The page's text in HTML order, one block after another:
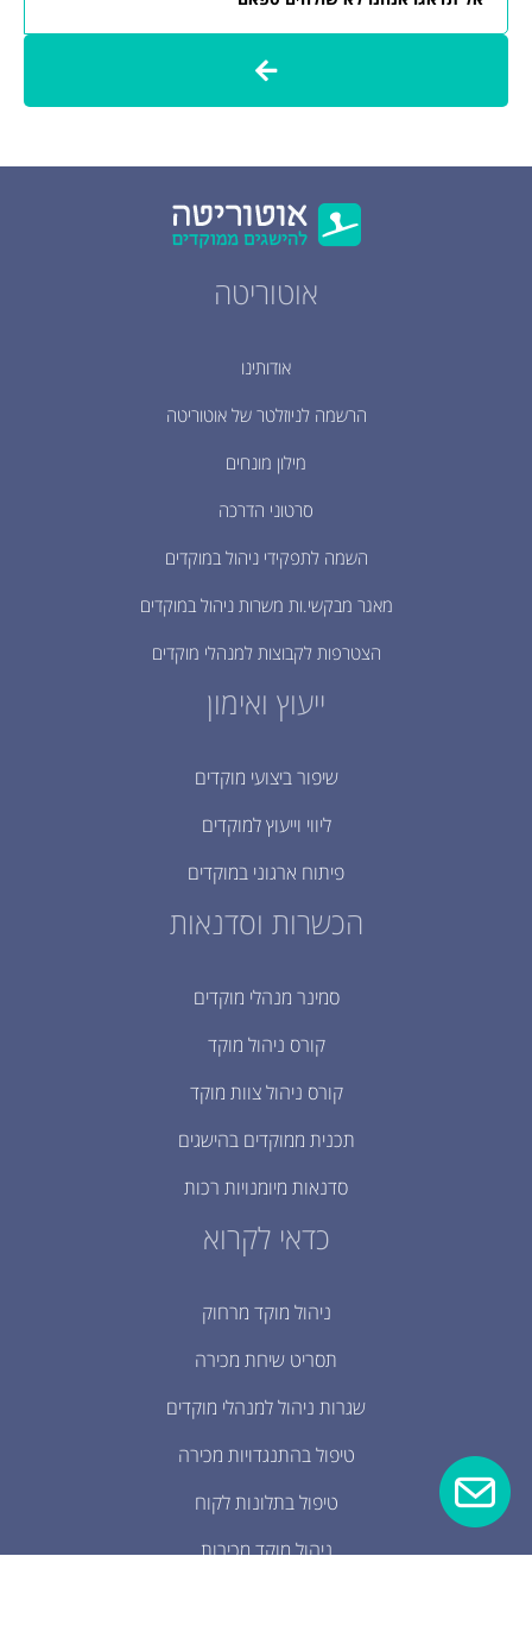
אוטוריטה
אודותינו
הרשמה לניוזלטר של אוטוריטה
מילון מונחים
סרטוני הדרכה
השמה לתפקידי ניהול במוקדים
מאגר מבקשי.ות משרות ניהול במוקדים
הצטרפות לקבוצות למנהלי מוקדים
ייעוץ ואימון
שיפור ביצועי מוקדים
ליווי וייעוץ למוקדים
פיתוח ארגוני במוקדים
הכשרות וסדנאות
סמינר מנהלי מוקדים
קורס ניהול מוקד
קורס ניהול צוות מוקד
תכנית ממוקדים בהישגים
סדנאות מיומנויות רכות
כדאי לקרוא
ניהול מוקד מרחוק
תסריט שיחת מכירה
שגרות ניהול למנהלי מוקדים
טיפול בהתנגדויות מכירה
טיפול בתלונות לקוח
ניהול מוקד מכירות